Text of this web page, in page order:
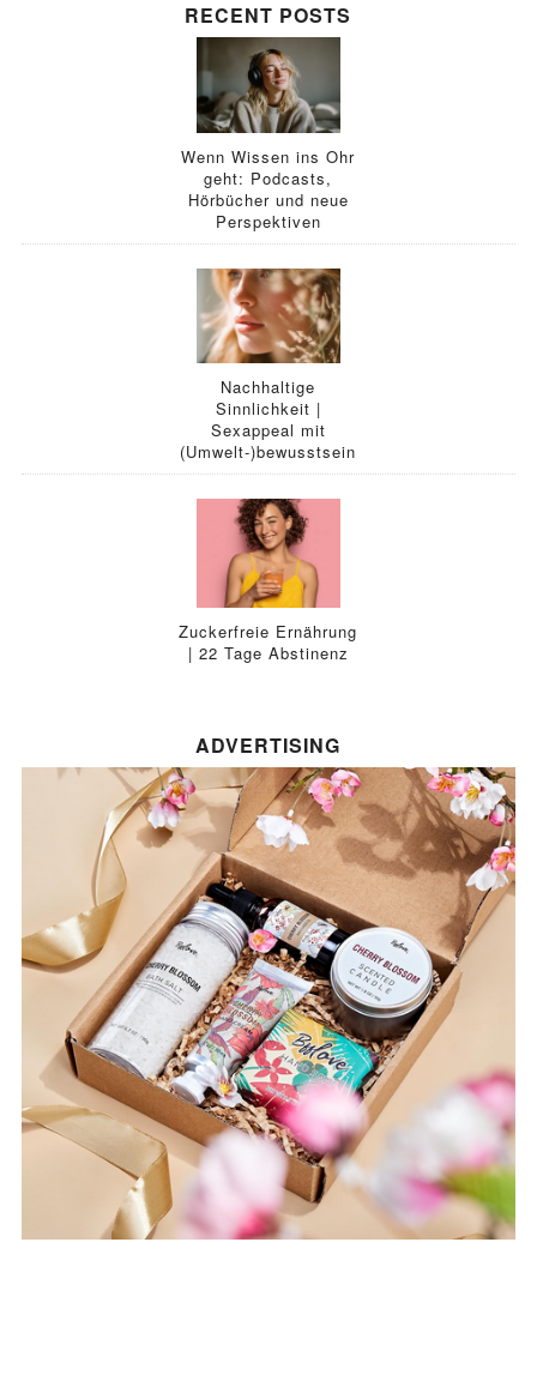
RECENT POSTS
Wenn Wissen ins Ohr
geht: Podcasts,
Hörbücher und neue
Perspektiven
Nachhaltige
Sinnlichkeit |
Sexappeal mit
(Umwelt-)bewusstsein
Zuckerfreie Ernährung
| 22 Tage Abstinenz
ADVERTISING